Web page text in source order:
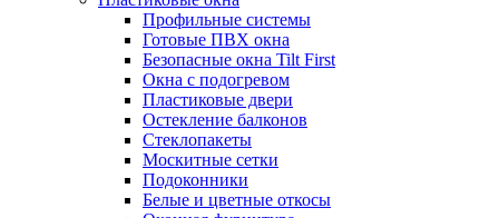
Профильные системы
Готовые ПВХ окна
Безопасные окна Tilt First
Окна с подогревом
Пластиковые двери
Остекление балконов
Стеклопакеты
Москитные сетки
Подоконники
Белые и цветные откосы